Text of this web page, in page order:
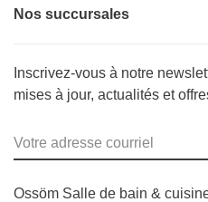
Nos succursales
Inscrivez-vous à notre
mises à jour, actualités et
Ossöm Salle de bain &